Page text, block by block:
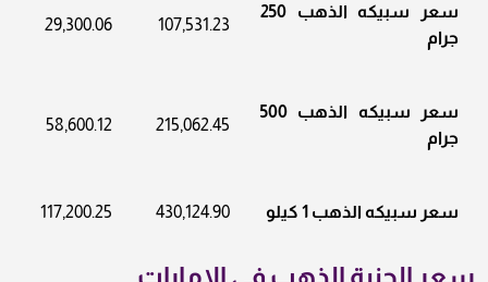
سعر سبيكه الذهب 250
جرام
107,531.23
29,300.06
سعر سبيكه الذهب 500
جرام
215,062.45
58,600.12
سعر سبيكه الذهب 1 كيلو 430,124.90
117,200.25
سعر الجنية الذهب في الإمارات